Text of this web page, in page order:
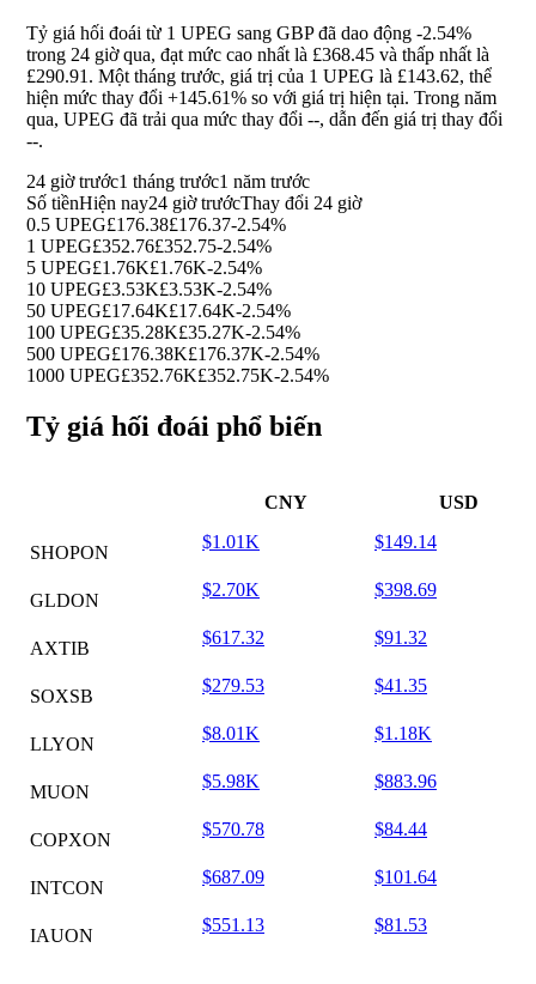
Tỷ giá hối đoái từ 1 UPEG sang GBP đã dao động -2.54%
trong 24 giờ qua, đạt mức cao nhất là £368.45 và thấp nhất là
£290.91. Một tháng trước, giá trị của 1 UPEG là £143.62, thể
hiện mức thay đổi +145.61% so với giá trị hiện tại. Trong năm
qua, UPEG đã trải qua mức thay đổi --, dẫn đến giá trị thay đổi
--.
24 giờ trước1 tháng trước1 năm trước
Số tiềnHiện nay24 giờ trướcThay đổi 24 giờ
0.5 UPEG£176.38£176.37-2.54%
1 UPEG£352.76£352.75-2.54%
5 UPEG£1.76K£1.76K-2.54%
10 UPEG£3.53K£3.53K-2.54%
50 UPEG£17.64K£17.64K-2.54%
100 UPEG£35.28K£35.27K-2.54%
500 UPEG£176.38K£176.37K-2.54%
1000 UPEG£352.76K£352.75K-2.54%
Tỷ giá hối đoái phổ biến
CNY USD
SHOPON
$1.01K $149.14
GLDON
$2.70K $398.69
AXTIB
$617.32 $91.32
SOXSB
$279.53 $41.35
LLYON
$8.01K $1.18K
MUON
$5.98K $883.96
COPXON
$570.78 $84.44
INTCON
$687.09 $101.64
IAUON
$551.13 $81.53